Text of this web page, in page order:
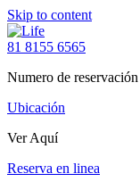
Skip to content
81 8155 6565
Numero de reservación
Ubicación
Ver Aquí
Reserva en linea